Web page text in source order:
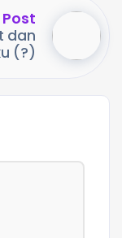
dan
(?)